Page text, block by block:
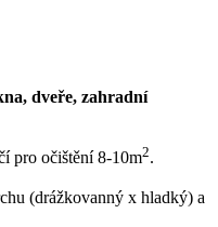
dveře, zahradní
pro očištění 8-10m2.
x hladký) a